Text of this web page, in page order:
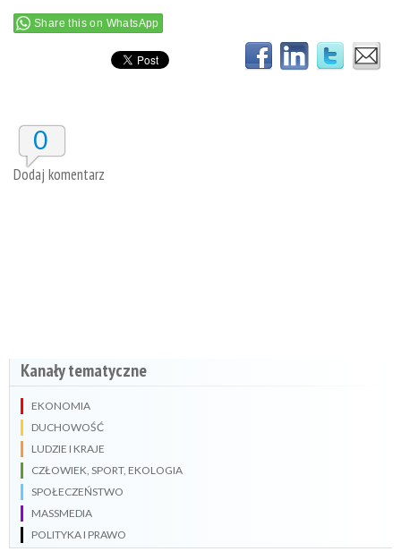
Share this on WhatsApp
0
Dodaj komentarz
Kanały tematyczne
EKONOMIA
DUCHOWOŚĆ
LUDZIE I KRAJE
CZŁOWIEK, SPORT, EKOLOGIA
SPOŁECZEŃSTWO
MASSMEDIA
POLITYKA I PRAWO